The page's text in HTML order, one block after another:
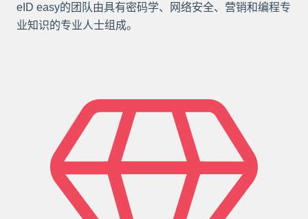
eID easy的团队由具有密码学、网络安全、营销和编程专
业知识的专业人士组成。